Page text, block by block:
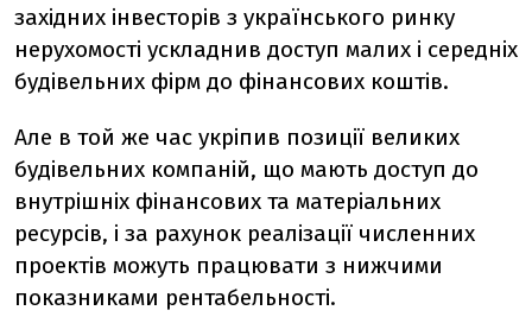
західних інвесторів з українського ринку
нерухомості ускладнив доступ малих і середніх
будівельних фірм до фінансових коштів.
Але в той же час укріпив позиції великих
будівельних компаній, що мають доступ до
внутрішніх фінансових та матеріальних
ресурсів, і за рахунок реалізації численних
проектів можуть працювати з нижчими
показниками рентабельності.